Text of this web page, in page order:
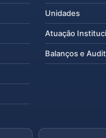
Unidades
Atuação
Balanços e